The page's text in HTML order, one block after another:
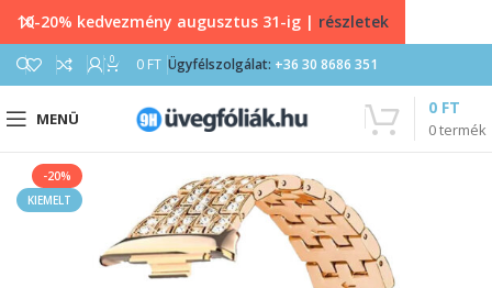
0 0 FT Ügyfélszolgálat: +36 30 8686 351
MENÜ
0termék
0 FT
-20%
KIEMELT
10-20% kedvezmény augusztus 31-ig | részletek